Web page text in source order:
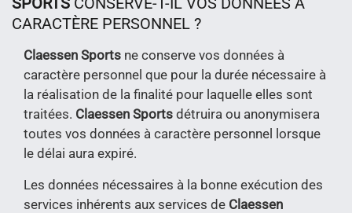
CARACTÈRE PERSONNEL ?
Claessen Sports ne conserve vos données à
caractère personnel que pour la durée nécessaire à
la réalisation de la finalité pour laquelle elles sont
traitées. Claessen Sports détruira ou anonymisera
toutes vos données à caractère personnel lorsque
le délai aura expiré.
Les données nécessaires à la bonne exécution des
services inhérents aux services de Claessen